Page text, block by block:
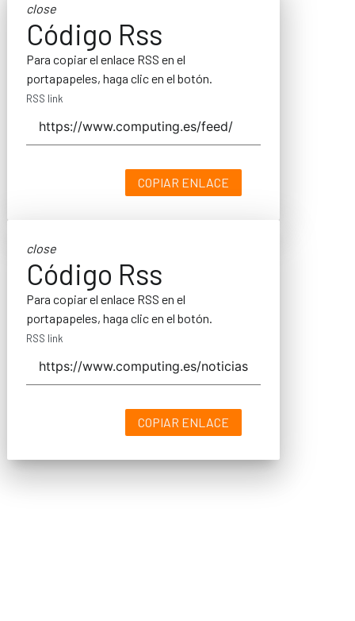
close
Código Rss
Para copiar el enlace RSS en el
portapapeles, haga clic en el botón.
RSS link
COPIAR ENLACE
close
Código Rss
Para copiar el enlace RSS en el
portapapeles, haga clic en el botón.
RSS link
COPIAR ENLACE